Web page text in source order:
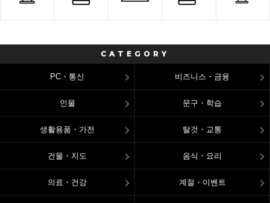
CATEGORY
PC・통신 비즈니스・금융
인물 문구・학습
생활용품・가전 탈것・교통
건물・지도 음식・요리
의료・건강 계절・이벤트